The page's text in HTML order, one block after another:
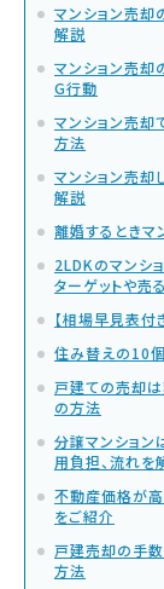
マンション売却
解説
マンション売却
G行動
マンション売却
方法
マンション売却
解説
離婚するときマ
2LDKのマンシ
ターゲットや売
【相場早見表付
住み替えの10
戸建ての売却
の方法
分譲マンショ
用負担、流れを
不動産価格が
をご紹介
戸建売却の手
方法